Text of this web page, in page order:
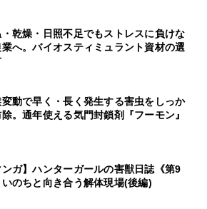
乾燥・日照不足でもストレスに負けな
業へ。バイオスティミュラント資材の選
動で早く・長く発生する害虫をしっか
除。通年使える気門封鎖剤『フーモン』
ンガ】ハンターガールの害獣日誌《第9
のちと向き合う解体現場(後編)